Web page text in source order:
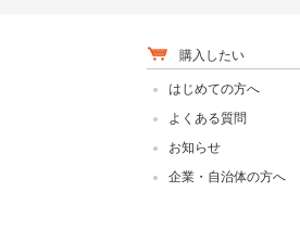
購入したい
はじめての方へ
よくある質問
お知らせ
企業・自治体の方へ